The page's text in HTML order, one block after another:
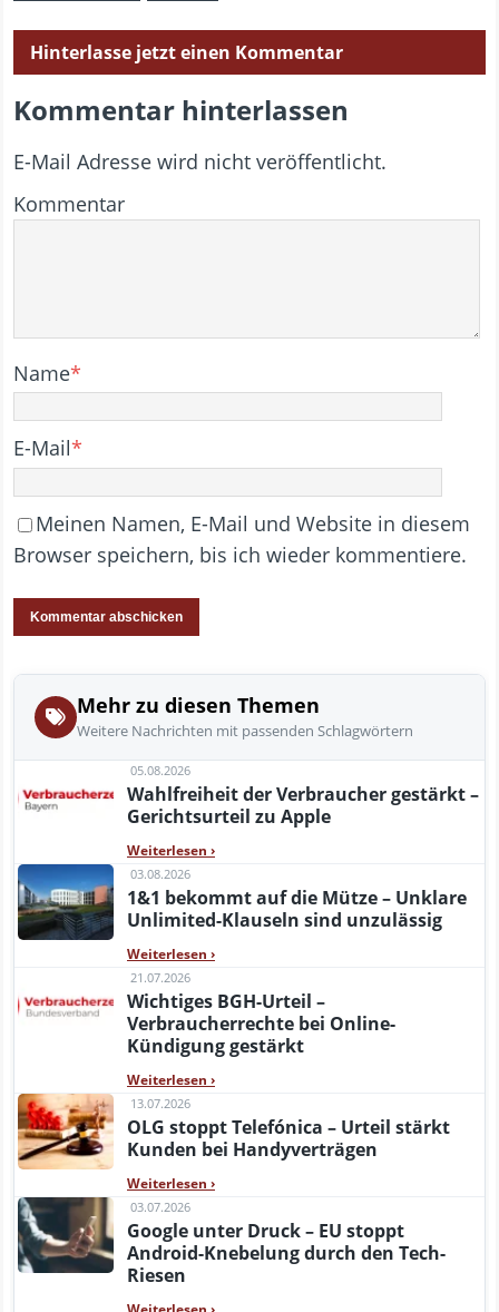
Hinterlasse jetzt einen Kommentar
Kommentar hinterlassen
E-Mail Adresse wird nicht veröffentlicht.
Kommentar
Name*
E-Mail*
Meinen Namen, E-Mail und Website in diesem
Browser speichern, bis ich wieder kommentiere.
Mehr zu diesen Themen
Weitere Nachrichten mit passenden Schlagwörtern
05.08.2026
Wahlfreiheit der Verbraucher gestärkt –
Gerichtsurteil zu Apple
Weiterlesen ›
03.08.2026
1&1 bekommt auf die Mütze – Unklare
Unlimited-Klauseln sind unzulässig
Weiterlesen ›
21.07.2026
Wichtiges BGH-Urteil –
Verbraucherrechte bei Online-
Kündigung gestärkt
Weiterlesen ›
13.07.2026
OLG stoppt Telefónica – Urteil stärkt
Kunden bei Handyverträgen
Weiterlesen ›
03.07.2026
Google unter Druck – EU stoppt
Android-Knebelung durch den Tech-
Riesen